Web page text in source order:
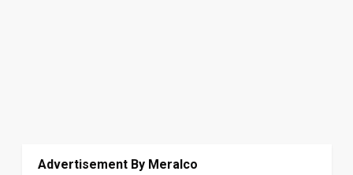
Advertisement By Meralco